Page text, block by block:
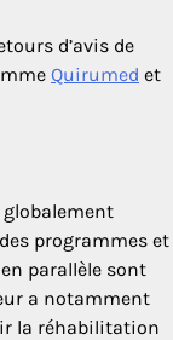
d’avis de
Quirumed et
programmes et
parallèle sont
a notamment
la réhabilitation